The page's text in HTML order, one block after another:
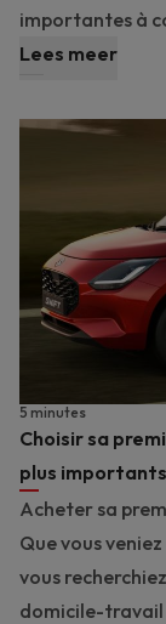
importantes à
Lees meer
Choisir sa
plus
5 minutes
Acheter sa
Que vous
vous
domicile-travail